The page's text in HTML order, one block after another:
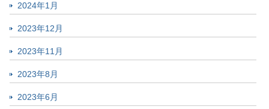
2024年1月
2023年12月
2023年11月
2023年8月
2023年6月